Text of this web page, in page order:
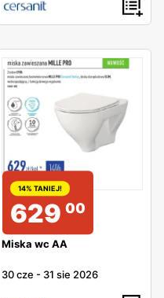
14% TANIEJ!
629 00
Miska wc AA
30 cze - 31 sie 2026